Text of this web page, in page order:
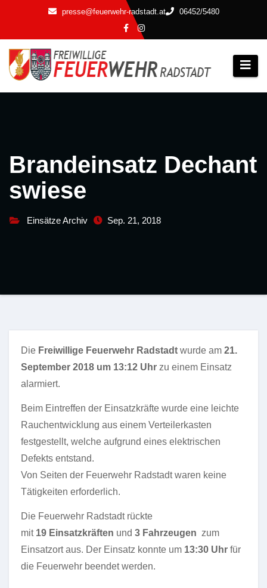
springen
presse@feuerwehr-radstadt.at 06452/5480
Brandeinsatz Dechant
swiese
Einsätze Archiv Sep. 21, 2018
Die Freiwillige Feuerwehr Radstadt wurde am 21.
September 2018 um 13:12 Uhr zu einem Einsatz
alarmiert.
Beim Eintreffen der Einsatzkräfte wurde eine leichte
Rauchentwicklung aus einem Verteilerkasten
festgestellt, welche aufgrund eines elektrischen
Defekts entstand.
Von Seiten der Feuerwehr Radstadt waren keine
Tätigkeiten erforderlich.
Die Feuerwehr Radstadt rückte
mit19 Einsatzkräften und 3 Fahrzeugen zum
Einsatzort aus. Der Einsatz konnte um 13:30 Uhr für
die Feuerwehr beendet werden.